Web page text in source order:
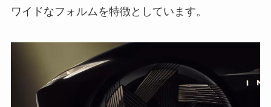
ワイドなフォルムを特徴としています。